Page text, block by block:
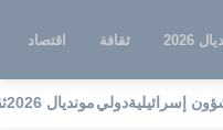
2026 ثقافة اقتصاد
إسرائيليةدوليمونديال 2026